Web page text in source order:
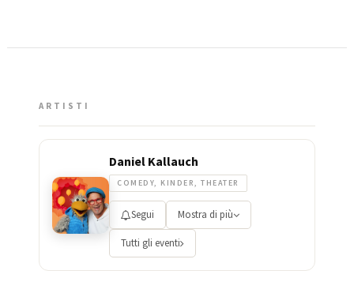
ARTISTI
Daniel Kallauch
COMEDY, KINDER, THEATER
Segui Mostra di più
Tutti gli eventi